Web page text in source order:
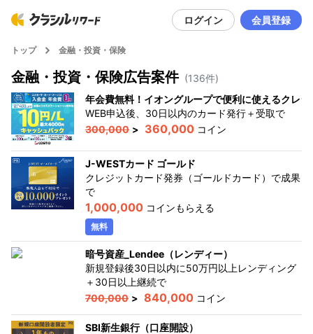
ログイン 会員登録
トップ 金融・投資・保険
金融・投資・保険広告案件 (136件)
年会費無料！イオングループで便利に使えるクレ
WEB申込後、30日以内のカード発行＋受取で
300,000 > 360,000 コイン
J-WESTカード ゴールド
クレジットカード発券（ゴールドカード）で成果
で
1,000,000 コインもらえる
無料
暗号資産_Lendee（レンディー）
新規登録後30日以内に50万円以上レンディング
＋30日以上継続で
700,000 > 840,000 コイン
SBI新生銀行（口座開設）